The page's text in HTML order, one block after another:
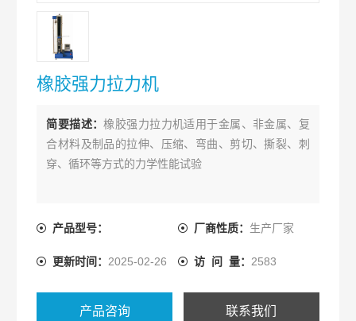
橡胶强力拉力机
简要描述：橡胶强力拉力机适用于金属、非金属、复
合材料及制品的拉伸、压缩、弯曲、剪切、撕裂、刺
穿、循环等方式的力学性能试验
产品型号： 厂商性质： 生产厂家
更新时间： 2025-02-26 访 问 量： 2583
产品咨询 联系我们